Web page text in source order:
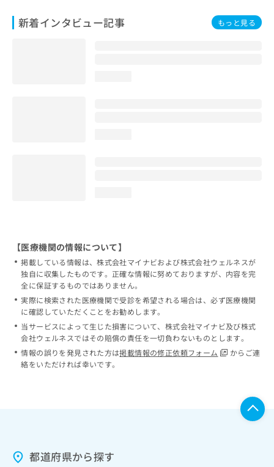
新着インタビュー記事 もっと見る
【医療機関の情報について】
掲載している情報は、株式会社マイナビおよび株式会社ウェルネスが
独自に収集したものです。正確な情報に努めておりますが、内容を完
全に保証するものではありません。
実際に検索された医療機関で受診を希望される場合は、必ず医療機関
に確認していただくことをお勧めします。
当サービスによって生じた損害について、株式会社マイナビ及び株式
会社ウェルネスではその賠償の責任を一切負わないものとします。
情報の誤りを発見された方は掲載情報の修正依頼フォーム
からご連
絡をいただければ幸いです。
都道府県から探す